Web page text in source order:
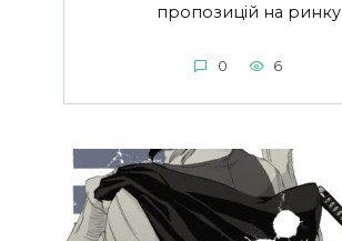
пропозицій на ринку
0 6